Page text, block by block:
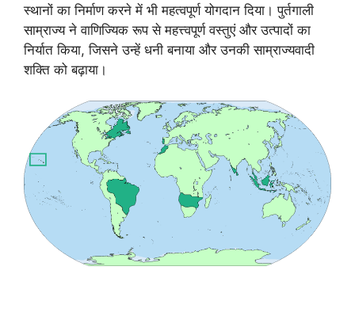
स्थानों का निर्माण करने में भी महत्वपूर्ण योगदान दिया। पुर्तगाली
साम्राज्य ने वाणिज्यिक रूप से महत्त्वपूर्ण वस्तुएं और उत्पादों का
निर्यात किया, जिसने उन्हें धनी बनाया और उनकी साम्राज्यवादी
शक्ति को बढ़ाया।